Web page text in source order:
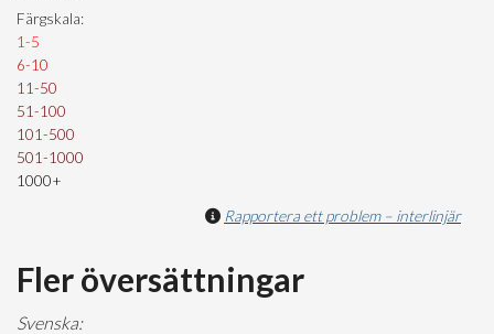
Färgskala:
1-5
6-10
11-50
51-100
101-500
501-1000
1000+
Rapportera ett problem – interlinjär
Fler översättningar
Svenska: